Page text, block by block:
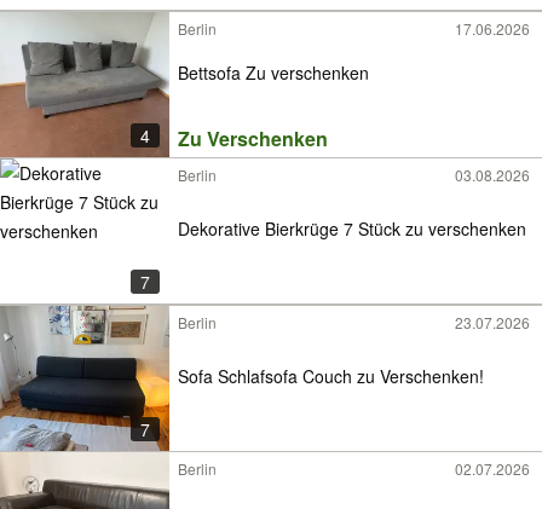
4
Berlin 17.06.2026
Bettsofa Zu verschenken
Zu Verschenken
7
Berlin 03.08.2026
Dekorative Bierkrüge 7 Stück zu verschenken
7
Berlin 23.07.2026
Sofa Schlafsofa Couch zu Verschenken!
Berlin 02.07.2026